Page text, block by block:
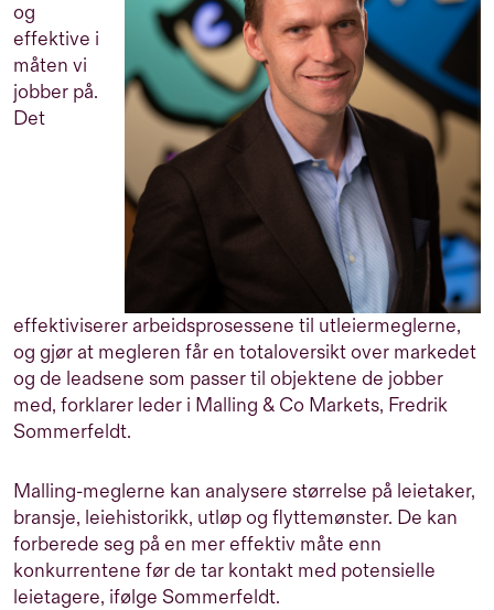
og
effektive i
måten vi
jobber på.
Det
effektiviserer arbeidsprosessene til utleiermeglerne,
og gjør at megleren får en totaloversikt over markedet
og de leadsene som passer til objektene de jobber
med, forklarer leder i Malling & Co Markets, Fredrik
Sommerfeldt.
Malling-meglerne kan analysere størrelse på leietaker,
bransje, leiehistorikk, utløp og flyttemønster. De kan
forberede seg på en mer effektiv måte enn
konkurrentene før de tar kontakt med potensielle
leietagere, ifølge Sommerfeldt.